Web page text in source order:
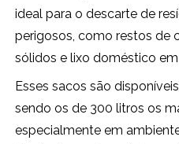
ideal para o descarte de
perigosos, como restos de
sólidos e lixo doméstico em
Esses sacos são
sendo os de 300 litros os
especialmente em